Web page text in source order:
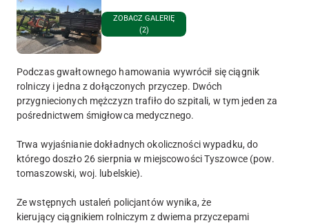
ZOBACZ GALERIĘ
(2)
Podczas gwałtownego hamowania wywrócił się ciągnik
rolniczy i jedna z dołączonych przyczep. Dwóch
przygniecionych mężczyzn trafiło do szpitali, w tym jeden za
pośrednictwem śmigłowca medycznego.
Trwa wyjaśnianie dokładnych okoliczności wypadku, do
którego doszło 26 sierpnia w miejscowości Tyszowce (pow.
tomaszowski, woj. lubelskie).
Ze wstępnych ustaleń policjantów wynika, że
kierujący ciągnikiem rolniczym z dwiema przyczepami